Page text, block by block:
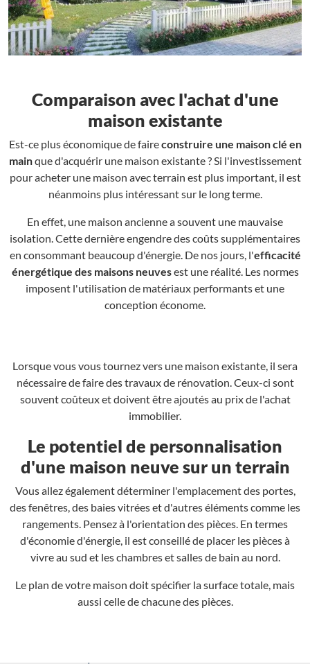
Comparaison avec l'achat d'une
maison existante
Est-ce plus économique de faireconstruire une maison clé en
mainque d'acquérir une maison existante ? Si l'investissement
pour acheter une maison avec terrain est plus important, il est
néanmoins plus intéressant sur le long terme.
En effet, une maison ancienne a souvent une mauvaise
isolation. Cette dernière engendre des coûts supplémentaires
en consommant beaucoup d'énergie. De nos jours, l'efficacité
énergétique des maisons neuvesest une réalité. Les normes
imposent l'utilisation de matériaux performants et une
conception économe.
Lorsque vous vous tournez vers une maison existante, il sera
nécessaire de faire des travaux de rénovation. Ceux-ci sont
souvent coûteux et doivent être ajoutés au prix de l'achat
immobilier.
Le potentiel de personnalisation
d'une maison neuve sur un terrain
Vous allez également déterminer l'emplacement des portes,
des fenêtres, des baies vitrées et d'autres éléments comme les
rangements. Pensez à l'orientation des pièces. En termes
d'économie d'énergie, il est conseillé de placer les pièces à
vivre au sud et les chambres et salles de bain au nord.
Le plan de votre maison doit spécifier la surface totale, mais
aussi celle de chacune des pièces.